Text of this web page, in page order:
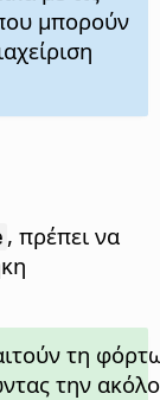
μπορούν
, πρέπει να
τη
την